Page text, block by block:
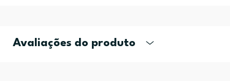
Avaliações do produto